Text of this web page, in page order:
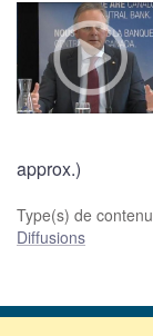
approx.)
Type(s) de contenu
Diffusions